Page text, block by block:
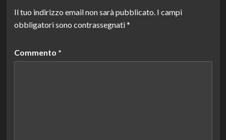
Il tuo indirizzo email non sarà pubblicato. I campi
obbligatori sono contrassegnati*
Commento *